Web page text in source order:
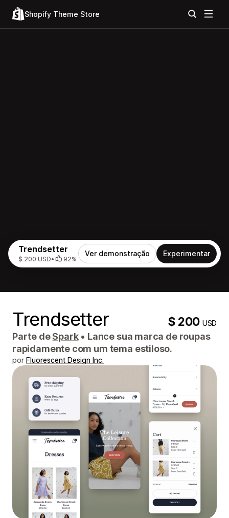
Shopify Theme Store
Trendsetter
$ 200 USD• 92%
Ver demonstração Experimentar
Trendsetter $ 200USD
Parte deSpark • Lance sua marca de roupas
rapidamente com um tema estiloso.
por Fluorescent Design Inc.